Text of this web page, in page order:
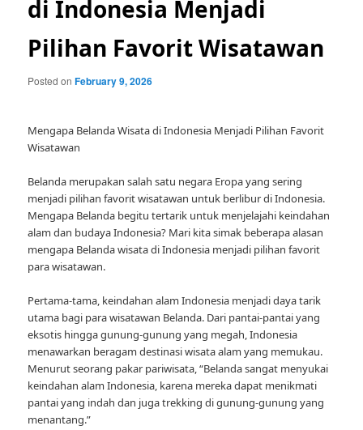
di Indonesia Menjadi
Pilihan Favorit Wisatawan
Posted onFebruary 9, 2026
Mengapa Belanda Wisata di Indonesia Menjadi Pilihan Favorit
Wisatawan
Belanda merupakan salah satu negara Eropa yang sering
menjadi pilihan favorit wisatawan untuk berlibur di Indonesia.
Mengapa Belanda begitu tertarik untuk menjelajahi keindahan
alam dan budaya Indonesia? Mari kita simak beberapa alasan
mengapa Belanda wisata di Indonesia menjadi pilihan favorit
para wisatawan.
Pertama-tama, keindahan alam Indonesia menjadi daya tarik
utama bagi para wisatawan Belanda. Dari pantai-pantai yang
eksotis hingga gunung-gunung yang megah, Indonesia
menawarkan beragam destinasi wisata alam yang memukau.
Menurut seorang pakar pariwisata, “Belanda sangat menyukai
keindahan alam Indonesia, karena mereka dapat menikmati
pantai yang indah dan juga trekking di gunung-gunung yang
menantang.”